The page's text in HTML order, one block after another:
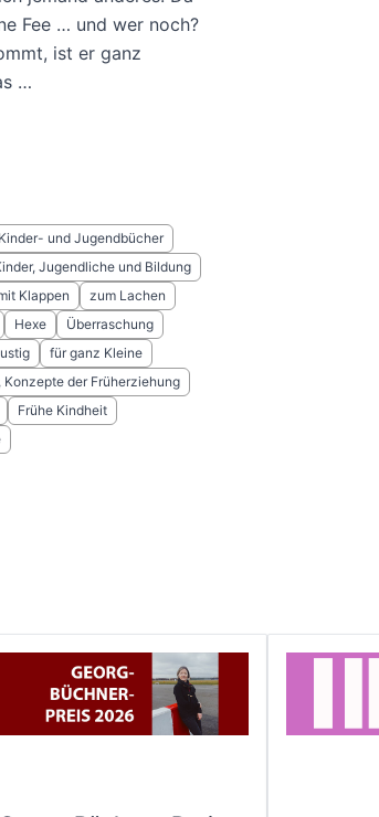
Fee … und wer noch?
ist er ganz
…
Kinder- und Jugendbücher
Jugendliche und Bildung
Klappen
zum Lachen
Hexe
Überraschung
für ganz Kleine
der Früherziehung
Frühe Kindheit